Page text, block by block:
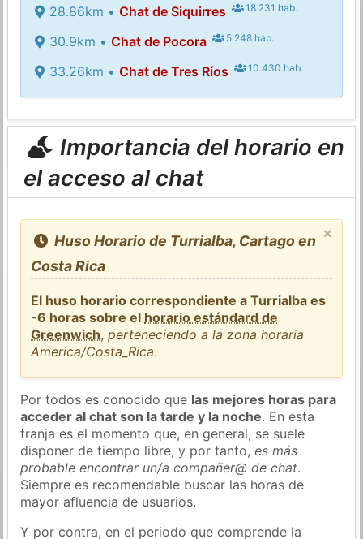
28.86km • Chat de Siquirres 18.231 hab.
30.9km • Chat de Pocora 5.248 hab.
33.26km • Chat de Tres Ríos 10.430 hab.
Importancia del horario en
el acceso al chat
×
Huso Horario de Turrialba, Cartago en
Costa Rica
El huso horario correspondiente a Turrialba es
-6 horas sobre el horario estándard de
Greenwich,perteneciendo a la zona horaria
America/Costa_Rica.
Por todos es conocido que las mejores horas para
acceder al chat son la tarde y la noche. En esta
franja es el momento que, en general, se suele
disponer de tiempo libre, y por tanto,es más
probable encontrar un/a compañer@ de chat.
Siempre es recomendable buscar las horas de
mayor afluencia de usuarios.
Y por contra, en el periodo que comprende la